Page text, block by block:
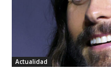
Actualidad